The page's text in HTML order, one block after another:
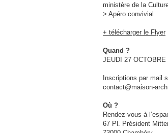
ministère de la
> Apéro convivial
+ télécharger le Flyer
Quand ?
JEUDI 27 OCTOBRE
Inscriptions par mail
contact@maison-
Où ?
Rendez-vous à
67 Pl. Président